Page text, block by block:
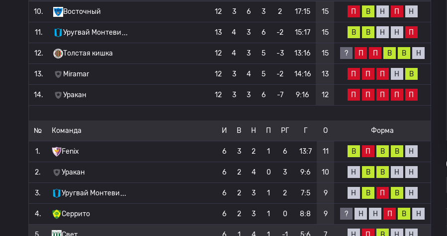
10. Восточный 12 3 6 3 2 17:15 15 П В Н П Н
11. Уругвай Монтеви 13 4 3 6 -2 15:17 15 В В Н Н П
12. Толстая кишка 12 4 3 5 -3 13:16 15 ? П П В В Н
13. Miramar 12 3 4 5 -2 14:16 13 П П П Н В
14. Уракан 12 3 3 6 -7 9:16 12 П П П П П
№ Команда И В Н П РГ Г О Форма
1. Fenix 6 3 2 1 6 13:7 11 В П В В Н
2. Уракан 6 2 4 0 3 9:6 10 Н В В Н Н
3. Уругвай Монтеви 6 2 3 1 2 7:5 9 Н В П В Н
4. Серрито 6 2 3 1 0 8:8 9 ? Н Н П В Н